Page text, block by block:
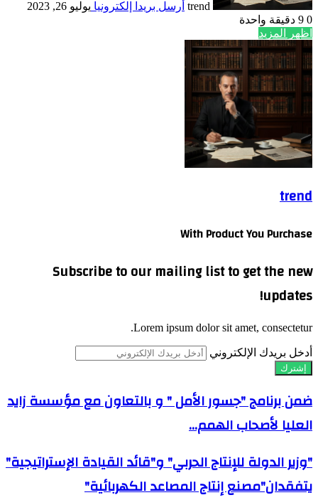
trend أرسل بريدا إلكترونيا يوليو 26, 2023
0
دقيقة واحدة
اظهر المزيد
trend
With Product You Purchase
Subscribe to our mailing list to get the new
updates!
Lorem ipsum dolor sit amet, consectetur.
أدخل بريدك الإلكتروني
ضمن برنامج "جسور الأمل " و بالتعاون مع مؤسسة زايد
العليا لأصحاب الهمم...
"وزير الدولة للإنتاج الحربي" و"قائد القيادة الإستراتيجية"
يتفقدان"مصنع إنتاج المصاعد الكهربائية"